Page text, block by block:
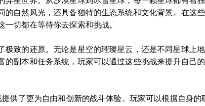
自然风光，还具备独特的生态系统和文化背景。在这
切都在等待你去探索和挑战。
极致的还原。无论是星空的璀璨星云，还是不同星球上
副本和任务系统，玩家可以通过这些挑战来提升自己的
供了更为自由和创新的战斗体验。玩家可以根据自身的